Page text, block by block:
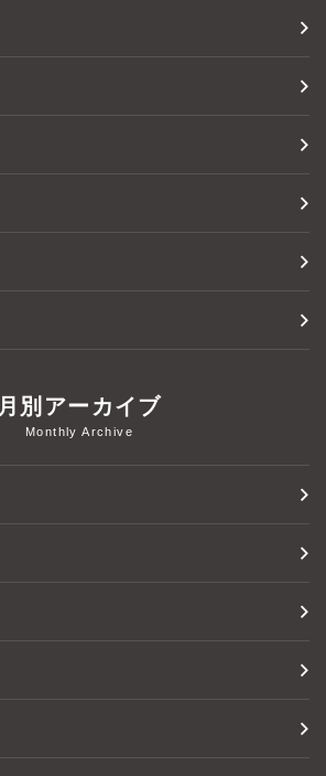
月別アーカイブ
Monthly Archive